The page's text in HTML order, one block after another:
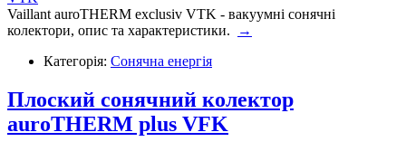
Vaillant auroTHERM exclusiv VTK - вакуумні сонячні
колектори, опис та характеристики.
→
Категорія: Сонячна енергія
Плоский сонячний колектор
auroTHERM plus VFK